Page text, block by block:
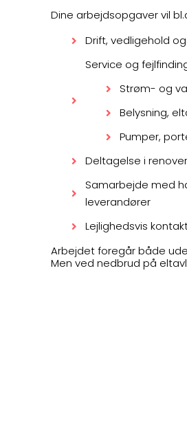
Dine arbejdsopgaver vil
Drift, vedligehold
Service og
Strøm- og
Belysning,
Pumper,
Deltagelse i
Samarbejde med
leverandører
Lejlighedsvis
Arbejdet foregår både
Men ved nedbrud på